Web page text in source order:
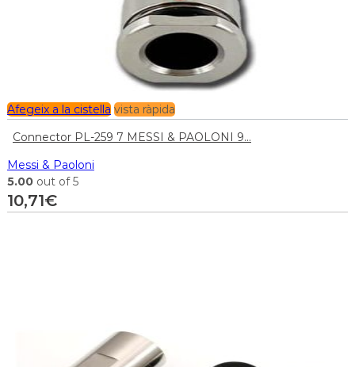
Afegeix a la cistella vista ràpida
Connector PL-259 7 MESSI & PAOLONI 9...
Messi & Paoloni
5.00 out of 5
10,71€